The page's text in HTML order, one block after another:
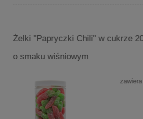
Żelki "Papryczki Chili" w cukrze
o smaku wiśniowym